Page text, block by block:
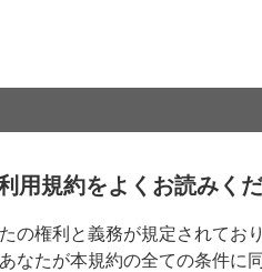
用規約をよくお読みくだ
の権利と義務が規定されており
なたが本規約の全ての条件に